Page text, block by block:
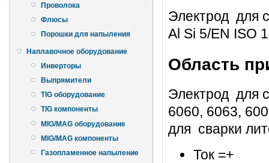
Проволока
Флюсы
Порошки для напыления
Наплавочное оборудование
Инверторы
Выпрямители
TIG оборудование
TIG компоненты
MIG/MAG оборудование
MIG/MAG компоненты
Газопламенное напыление
Электрод для
Al Si 5/EN ISO
Область
Электрод для
6060, 6063,
для сварки
Ток =+